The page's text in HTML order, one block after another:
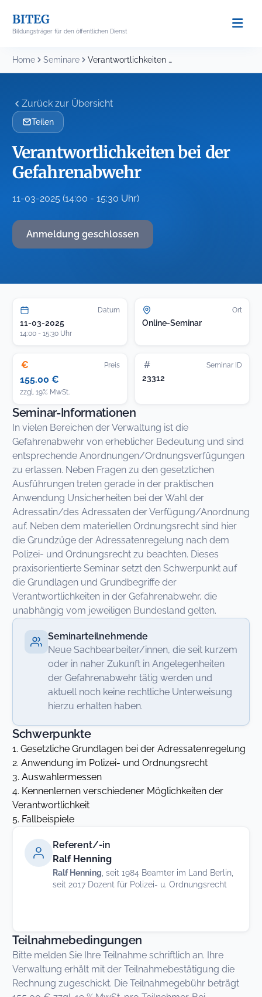
content
BITEG
Bildungsträger für den öffentlichen Dienst
Home Seminare Verantwortlichkeiten bei der Gefahrenabwehr
Zurück zur Übersicht
Teilen
Verantwortlichkeiten bei der
Gefahrenabwehr
11-03-2025 (14:00 - 15:30 Uhr)
Anmeldung geschlossen
Datum
11-03-2025
14:00 - 15:30 Uhr
Ort
Online-Seminar
€ Preis
155.00 €
zzgl. 19% MwSt.
# Seminar ID
23312
Seminar-Informationen
In vielen Bereichen der Verwaltung ist die
Gefahrenabwehr von erheblicher Bedeutung und sind
entsprechende Anordnungen/Ordnungsverfügungen
zu erlassen. Neben Fragen zu den gesetzlichen
Ausführungen treten gerade in der praktischen
Anwendung Unsicherheiten bei der Wahl der
Adressatin/des Adressaten der Verfügung/Anordnung
auf. Neben dem materiellen Ordnungsrecht sind hier
die Grundzüge der Adressatenregelung nach dem
Polizei- und Ordnungsrecht zu beachten. Dieses
praxisorientierte Seminar setzt den Schwerpunkt auf
die Grundlagen und Grundbegriffe der
Verantwortlichkeiten in der Gefahrenabwehr, die
unabhängig vom jeweiligen Bundesland gelten.
Seminarteilnehmende
Neue Sachbearbeiter/innen, die seit kurzem
oder in naher Zukunft in Angelegenheiten
der Gefahrenabwehr tätig werden und
aktuell noch keine rechtliche Unterweisung
hierzu erhalten haben.
Schwerpunkte
1. Gesetzliche Grundlagen bei der Adressatenregelung
2. Anwendung im Polizei- und Ordnungsrecht
3. Auswahlermessen
4. Kennenlernen verschiedener Möglichkeiten der
Verantwortlichkeit
5. Fallbeispiele
Referent/-in
Ralf Henning
Ralf Henning , seit 1984 Beamter im Land Berlin,
seit 2017 Dozent für Polizei- u. Ordnungsrecht
Teilnahmebedingungen
Bitte melden Sie Ihre Teilnahme schriftlich an. Ihre
Verwaltung erhält mit der Teilnahmebestätigung die
Rechnung zugeschickt. Die Teilnahmegebühr beträgt